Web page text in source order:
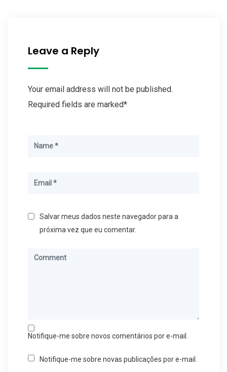
Leave a Reply
Your email address will not be published.
Required fields are marked*
Salvar meus dados neste navegador para a
próxima vez que eu comentar.
Notifique-me sobre novos comentários por e-mail.
Notifique-me sobre novas publicações por e-mail.